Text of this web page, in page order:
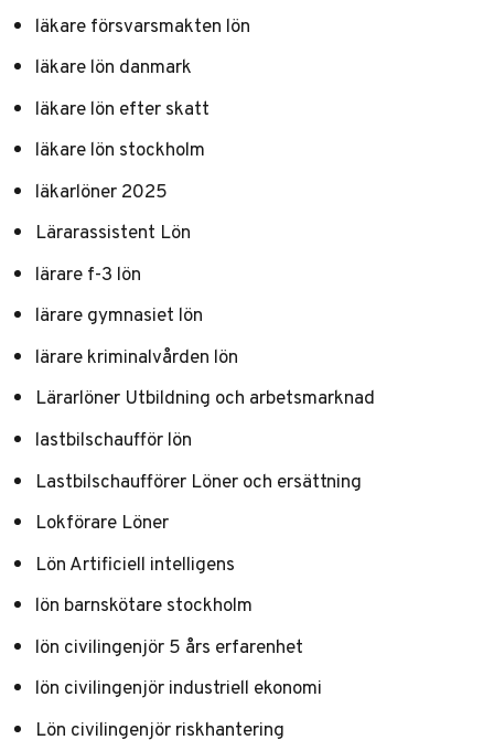
läkare försvarsmakten lön
läkare lön danmark
läkare lön efter skatt
läkare lön stockholm
läkarlöner 2025
Lärarassistent Lön
lärare f-3 lön
lärare gymnasiet lön
lärare kriminalvården lön
Lärarlöner Utbildning och arbetsmarknad
lastbilschaufför lön
Lastbilschaufförer Löner och ersättning
Lokförare Löner
Lön Artificiell intelligens
lön barnskötare stockholm
lön civilingenjör 5 års erfarenhet
lön civilingenjör industriell ekonomi
Lön civilingenjör riskhantering